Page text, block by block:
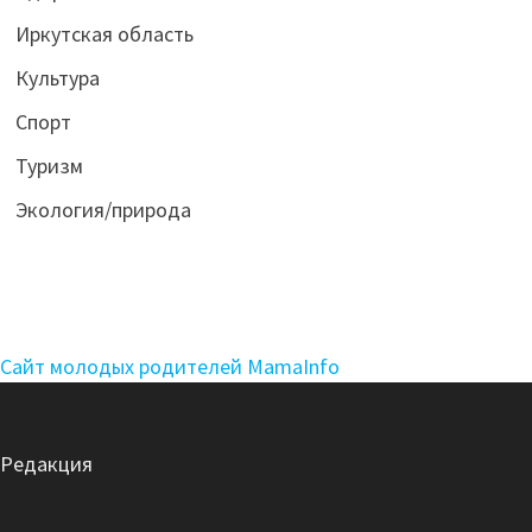
Иркутская область
Культура
Спорт
Туризм
Экология/природа
Сайт молодых родителей MamaInfo
Редакция